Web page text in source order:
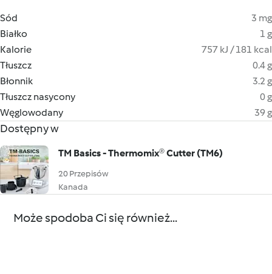
Sód
3 mg
Białko
1 g
Kalorie
757 kJ / 181 kcal
Tłuszcz
0.4 g
Błonnik
3.2 g
Tłuszcz nasycony
0 g
Węglowodany
39 g
Dostępny w
TM Basics - Thermomix® Cutter (TM6)
20 Przepisów
Kanada
Może spodoba Ci się również...